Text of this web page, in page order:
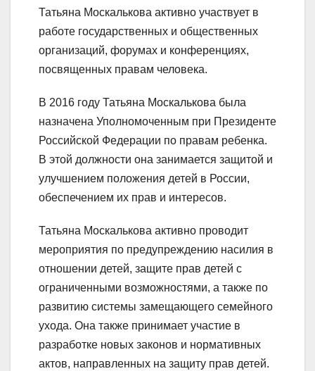
Татьяна Москалькова активно участвует в
работе государственных и общественных
организаций, форумах и конференциях,
посвященных правам человека.
В 2016 году Татьяна Москалькова была
назначена Уполномоченным при Президенте
Российской Федерации по правам ребенка.
В этой должности она занимается защитой и
улучшением положения детей в России,
обеспечением их прав и интересов.
Татьяна Москалькова активно проводит
мероприятия по предупреждению насилия в
отношении детей, защите прав детей с
ограниченными возможностями, а также по
развитию системы замещающего семейного
ухода. Она также принимает участие в
разработке новых законов и нормативных
актов, направленных на защиту прав детей.